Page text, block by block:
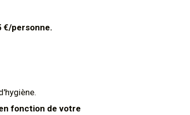
€/personne.
fonction de votre